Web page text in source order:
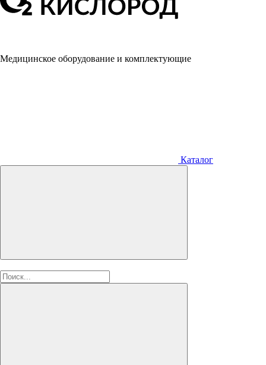
Медицинское оборудование и комплектующие
Каталог